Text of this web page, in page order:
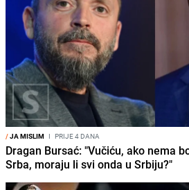
/JA MISLIM I PRIJE 4 DANA
Dragan Bursać: "Vučiću, ako nema
Srba, moraju li svi onda u Srbiju?"